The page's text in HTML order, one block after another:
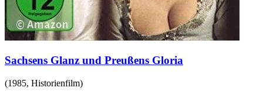
Sachsens Glanz und Preußens Gloria
(1985, Historienfilm)